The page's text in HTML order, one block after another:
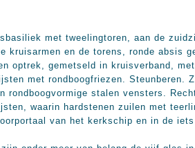
met tweelingtoren, aan de
kruisarmen en de torens, ronde absis
optrek, gemetseld in kruisverband,
met rondboogfriezen. Steunberen.
rondboogvormige stalen vensters.
waarin hardstenen zuilen met
van het kerkschip en in de